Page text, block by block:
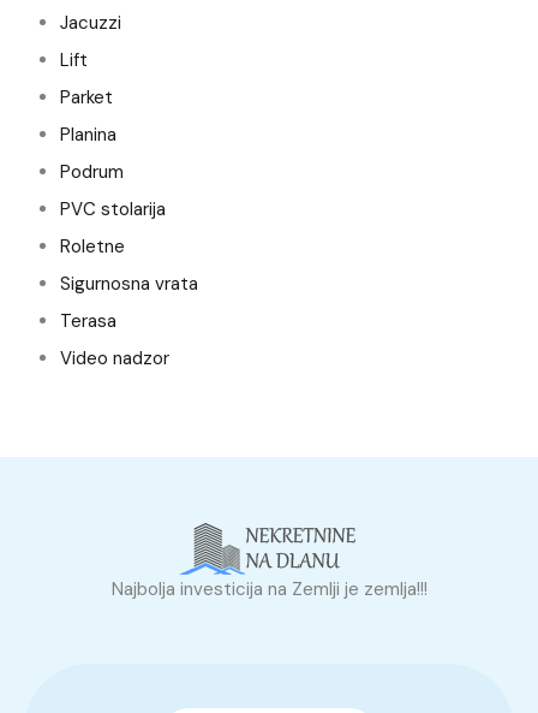
Jacuzzi
Lift
Parket
Planina
Podrum
PVC stolarija
Roletne
Sigurnosna vrata
Terasa
Video nadzor
Najbolja investicija na Zemlji je zemlja!!!